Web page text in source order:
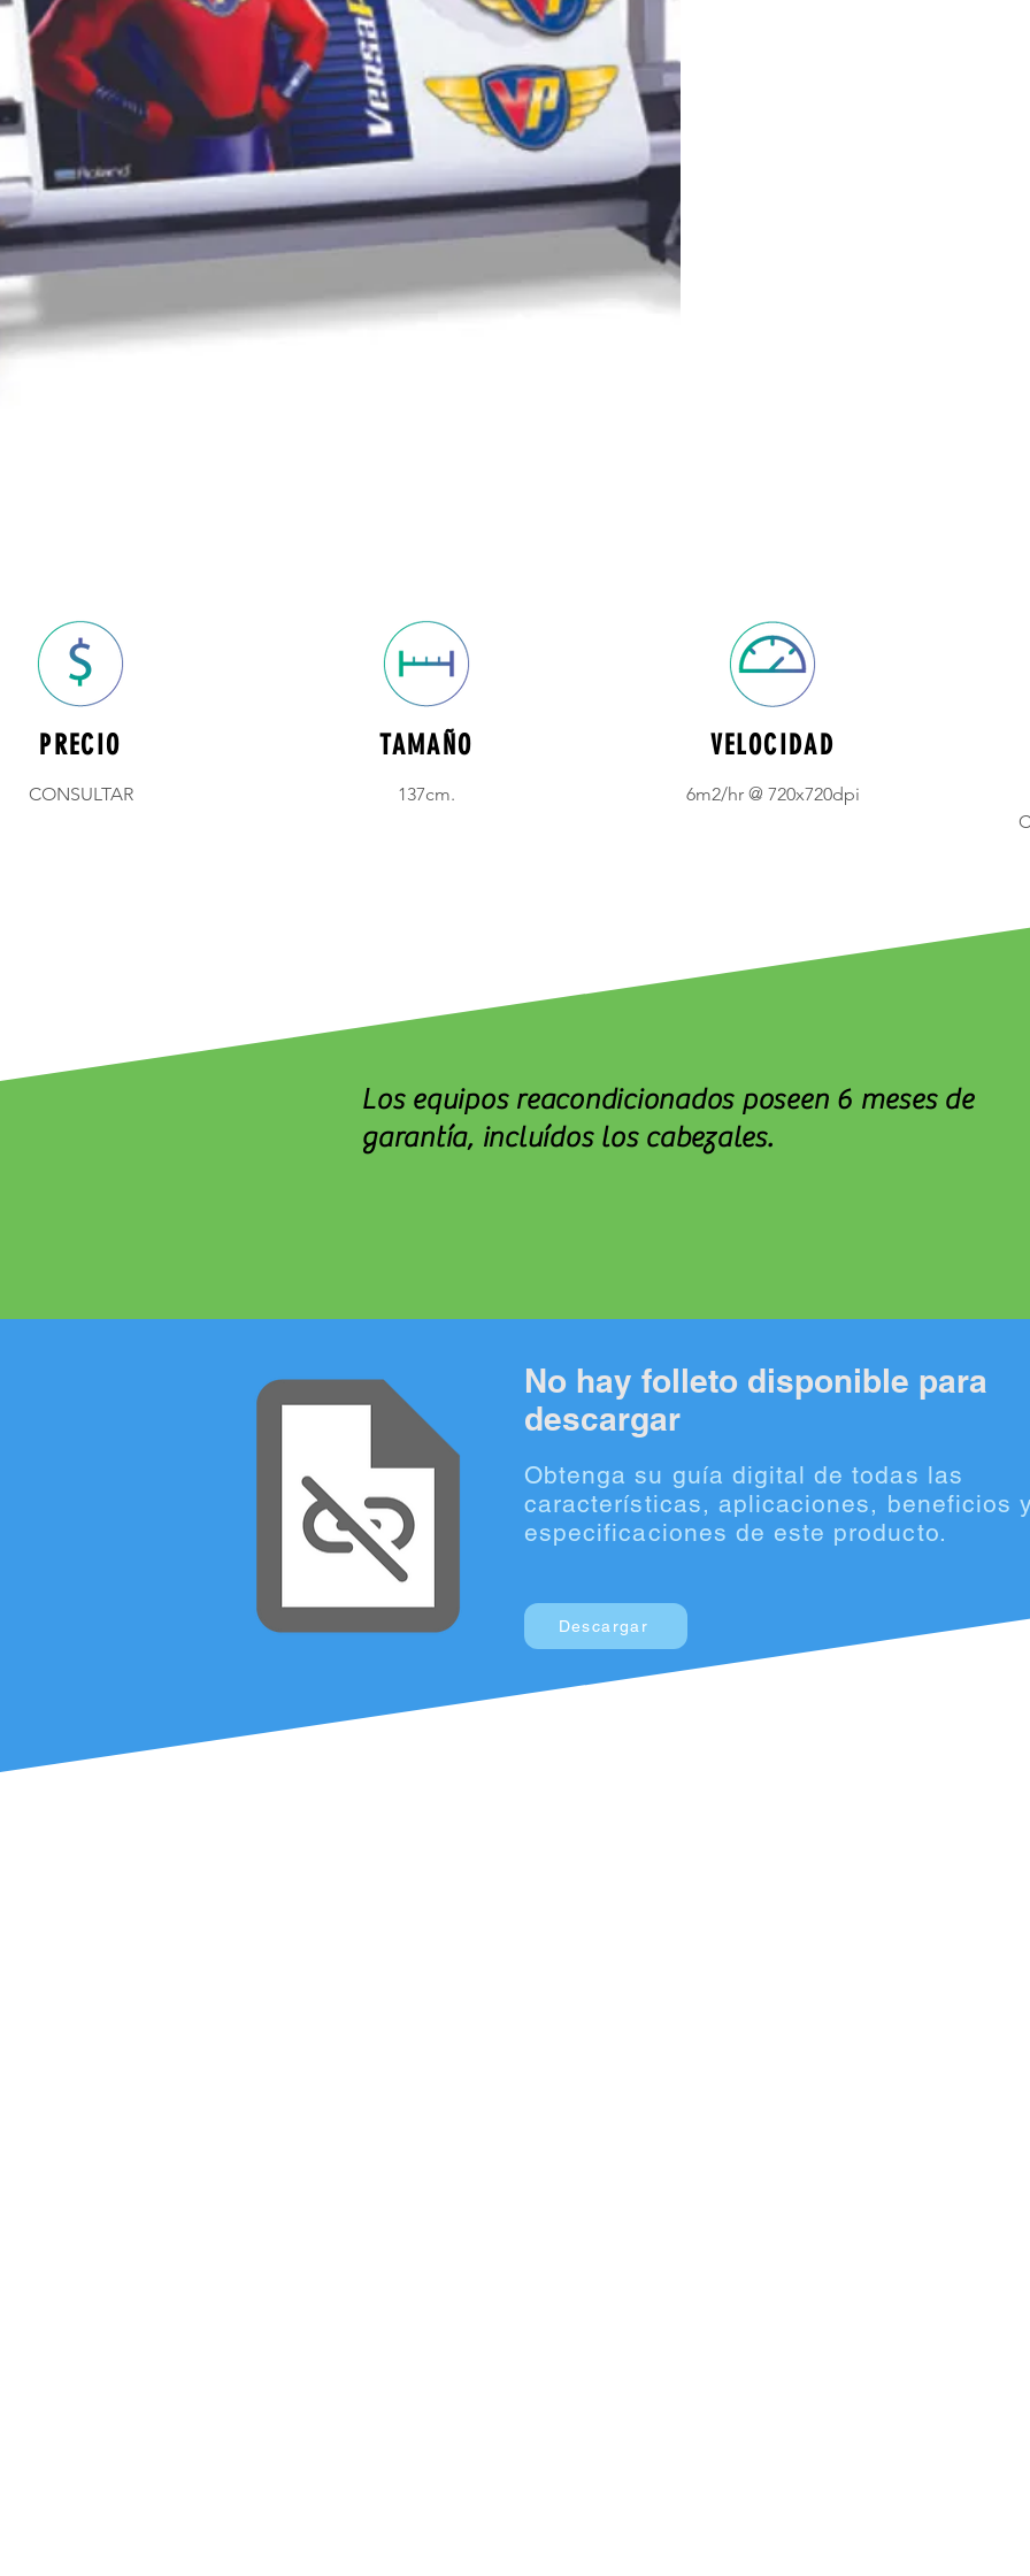
PRECIO
CONSULTAR
TAMAÑO
137cm.
VELOCIDAD
6m2/hr @ 720x720dpi
Los equipos reacondicionados poseen 6 meses de
garantía, incluídos los cabezales.
Obtenga su guía digital de todas las
características, aplicaciones, beneficios
especificaciones de este producto.
No hay folleto disponible para
descargar
Descargar